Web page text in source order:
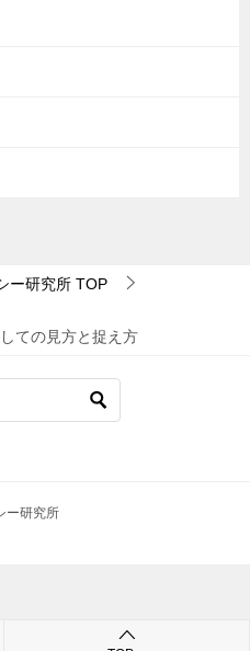
ー研究所 TOP
ての見方と捉え方
ー研究所